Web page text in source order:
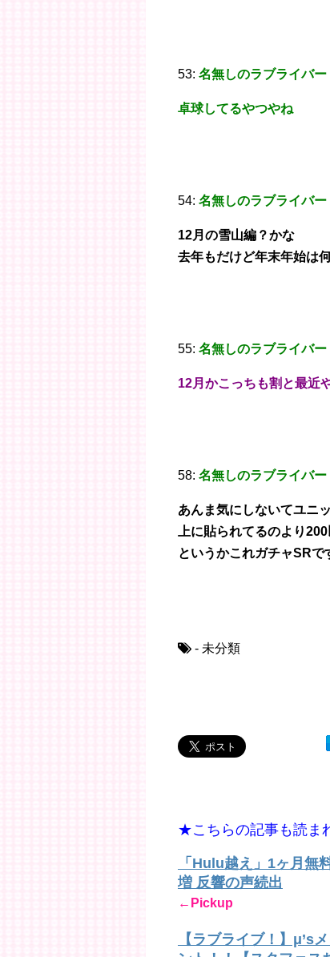
53: 名無しのラブライバー
卓球してるやつやね
54: 名無しのラブライバー
12月の雪山編？かな
去年もだけど年末年始は
55: 名無しのラブライバー
12月かこっちも割と最近
58: 名無しのラブライバー
あんま気にしないてユニ
上に貼られてるのより
というかこれガチャSR
- 未分類
★こちらの記事も読ま
「Hulu越え」1ヶ月無
増 反響の声続出
←Pickup
【ラブライブ！】μ’s